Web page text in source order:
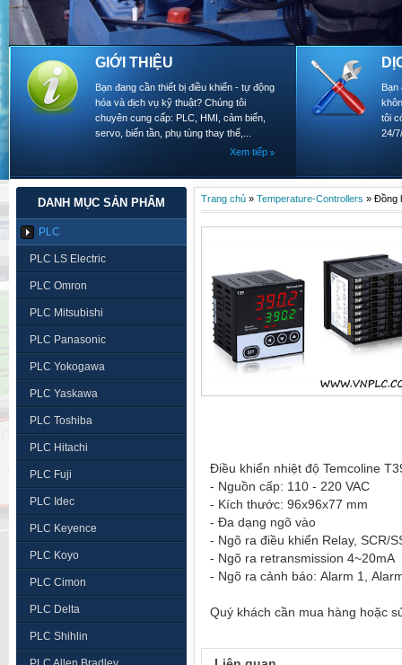
GIỚI THIỆU
Bạn đang cần thiết bị điều khiển - tự động
hóa và dịch vụ kỹ thuật? Chúng tôi
chuyên cung cấp: PLC, HMI, cảm biến,
servo, biến tần, phụ tùng thay thế,...
Xem tiếp
Bạn
tôi
24/
DANH MỤC SẢN PHẨM
PLC
PLC LS Electric
PLC Omron
PLC Mitsubishi
PLC Panasonic
PLC Yokogawa
PLC Yaskawa
PLC Toshiba
PLC Hitachi
PLC Fuji
PLC Idec
PLC Keyence
PLC Koyo
PLC Cimon
PLC Delta
PLC Shihlin
Trang chủ » Temperature-Controllers » Đồng
Điều khiển nhiệt độ Temcoline
- Nguồn cấp: 110 - 220 VAC
- Kích thước: 96x96x77 mm
- Đa dạng ngõ vào
- Ngõ ra điều khiển Relay, SCR/
- Ngõ ra retransmission 4~20mA
- Ngõ ra cảnh báo: Alarm 1,
Quý khách cần mua hàng hoặc